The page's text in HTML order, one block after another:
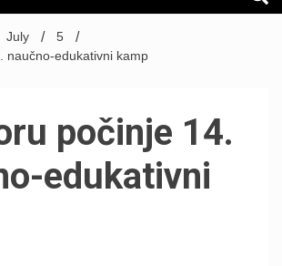
July
5
naučno-edukativni kamp
počinje 14.
edukativni